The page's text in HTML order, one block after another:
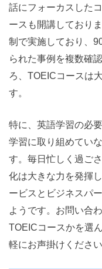
話にフォーカスした
ースも開講しており
制で実施しており、
られた事例を複数確
ろ、TOEICコースは
す。
特に、英語学習の必
学習に取り組めてい
す。毎日忙しく過ご
化は大きな力を発揮
ービスとビジネスパ
ようです。お問い合
TOEICコースかを選
軽にお声掛けください